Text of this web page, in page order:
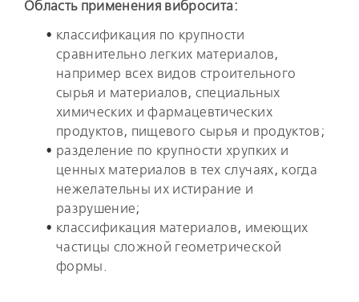
Область применения вибросита:
классификация по крупности
сравнительно легких материалов,
например всех видов строительного
сырья и материалов, специальных
химических и фармацевтических
продуктов, пищевого сырья и продуктов;
разделение по крупности хрупких и
ценных материалов в тех случаях, когда
нежелательны их истирание и
разрушение;
классификация материалов, имеющих
частицы сложной геометрической
формы.